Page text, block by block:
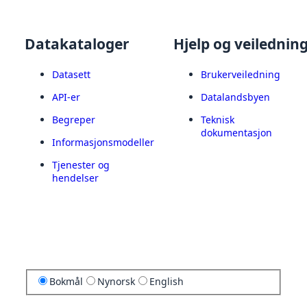
Datakataloger
Datasett
API-er
Begreper
Informasjonsmodeller
Tjenester og
hendelser
Hjelp og
Brukerveiledning
Datalandsbyen
Teknisk
dokumentasjon
Bokmål Nynorsk English